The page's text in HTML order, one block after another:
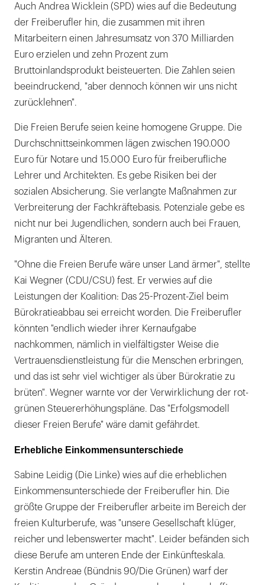
Auch Andrea Wicklein (SPD) wies auf die Bedeutung
der Freiberufler hin, die zusammen mit ihren
Mitarbeitern einen Jahresumsatz von 370 Milliarden
Euro erzielen und zehn Prozent zum
Bruttoinlandsprodukt beisteuerten. Die Zahlen seien
beeindruckend, "aber dennoch können wir uns nicht
zurücklehnen".
Die Freien Berufe seien keine homogene Gruppe. Die
Durchschnittseinkommen lägen zwischen 190.000
Euro für Notare und 15.000 Euro für freiberufliche
Lehrer und Architekten. Es gebe Risiken bei der
sozialen Absicherung. Sie verlangte Maßnahmen zur
Verbreiterung der Fachkräftebasis. Potenziale gebe es
nicht nur bei Jugendlichen, sondern auch bei Frauen,
Migranten und Älteren.
"Ohne die Freien Berufe wäre unser Land ärmer", stellte
Kai Wegner (CDU/CSU) fest. Er verwies auf die
Leistungen der Koalition: Das 25-Prozent-Ziel beim
Bürokratieabbau sei erreicht worden. Die Freiberufler
könnten "endlich wieder ihrer Kernaufgabe
nachkommen, nämlich in vielfältigster Weise die
Vertrauensdienstleistung für die Menschen erbringen,
und das ist sehr viel wichtiger als über Bürokratie zu
brüten". Wegner warnte vor der Verwirklichung der rot-
grünen Steuererhöhungspläne. Das "Erfolgsmodell
dieser Freien Berufe" wäre damit gefährdet.
Erhebliche Einkommensunterschiede
Sabine Leidig (Die Linke) wies auf die erheblichen
Einkommensunterschiede der Freiberufler hin. Die
größte Gruppe der Freiberufler arbeite im Bereich der
freien Kulturberufe, was "unsere Gesellschaft klüger,
reicher und lebenswerter macht". Leider befänden sich
diese Berufe am unteren Ende der Einkünfteskala.
Kerstin Andreae (Bündnis 90/Die Grünen) warf der